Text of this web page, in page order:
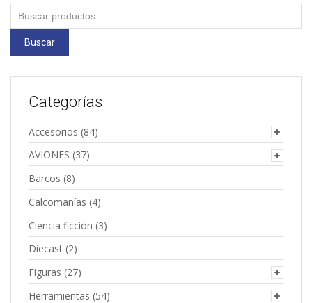
Buscar
por:
Buscar
Categorías
Accesorios (84)
AVIONES (37)
Barcos (8)
Calcomanías (4)
Ciencia ficción (3)
Diecast (2)
Figuras (27)
Herramientas (54)